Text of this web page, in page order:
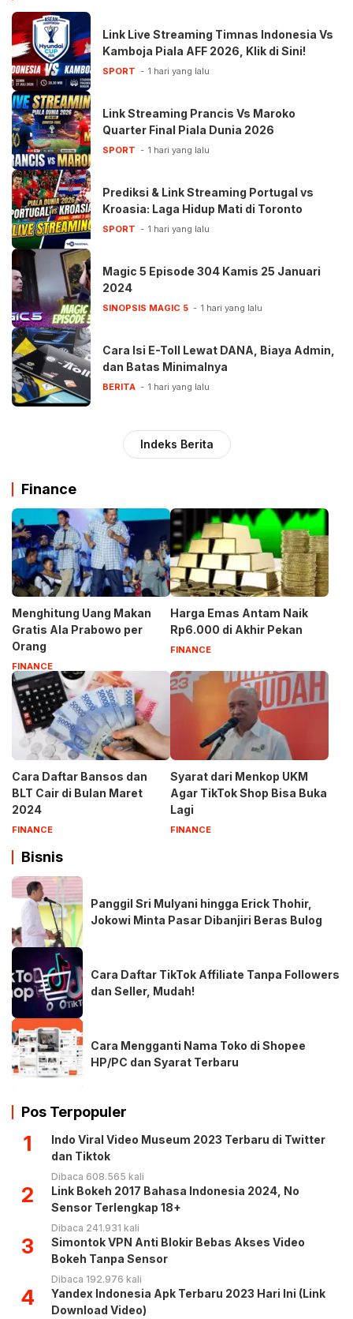
Link Live Streaming Timnas Indonesia Vs
Kamboja Piala AFF 2026, Klik di Sini!
SPORT 1 hari yang lalu
Link Streaming Prancis Vs Maroko
Quarter Final Piala Dunia 2026
SPORT 1 hari yang lalu
Prediksi & Link Streaming Portugal vs
Kroasia: Laga Hidup Mati di Toronto
SPORT 1 hari yang lalu
Magic 5 Episode 304 Kamis 25 Januari
2024
SINOPSIS MAGIC 5 1 hari yang lalu
Cara Isi E-Toll Lewat DANA, Biaya Admin,
dan Batas Minimalnya
BERITA 1 hari yang lalu
Indeks Berita
Finance
Menghitung Uang Makan
Gratis Ala Prabowo per
Orang
FINANCE
Harga Emas Antam Naik
Rp6.000 di Akhir Pekan
FINANCE
Cara Daftar Bansos dan
BLT Cair di Bulan Maret
2024
FINANCE
Syarat dari Menkop UKM
Agar TikTok Shop Bisa Buka
Lagi
FINANCE
Bisnis
Panggil Sri Mulyani hingga Erick Thohir,
Jokowi Minta Pasar Dibanjiri Beras Bulog
Cara Daftar TikTok Affiliate Tanpa Followers
dan Seller, Mudah!
Cara Mengganti Nama Toko di Shopee
HP/PC dan Syarat Terbaru
Pos Terpopuler
1
Indo Viral Video Museum 2023 Terbaru di Twitter
dan Tiktok
Dibaca 608.565 kali
2
Link Bokeh 2017 Bahasa Indonesia 2024, No
Sensor Terlengkap 18+
Dibaca 241.931 kali
3
Simontok VPN Anti Blokir Bebas Akses Video
Bokeh Tanpa Sensor
Dibaca 192.976 kali
4
Yandex Indonesia Apk Terbaru 2023 Hari Ini (Link
Download Video)